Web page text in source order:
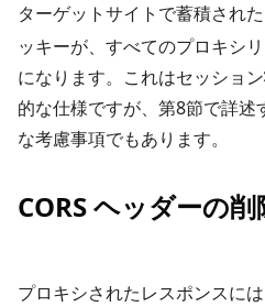
ターゲットサイトで蓄積された
ッキーが、すべてのプロキシ
になります。これはセッショ
的な仕様ですが、第8節で詳
な考慮事項でもあります。
CORS ヘッダーの
プロキシされたレスポンスに